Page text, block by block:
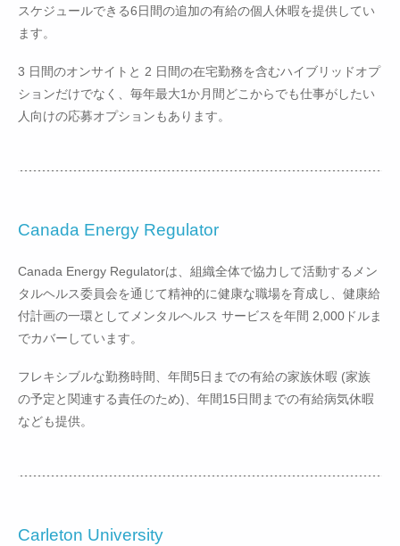
スケジュールできる6日間の追加の有給の個人休暇を提供してい
ます。
3 日間のオンサイトと 2 日間の在宅勤務を含むハイブリッドオプ
ションだけでなく、毎年最大1か月間どこからでも仕事がしたい
人向けの応募オプションもあります。
Canada Energy Regulator
Canada Energy Regulatorは、組織全体で協力して活動するメン
タルヘルス委員会を通じて精神的に健康な職場を育成し、健康給
付計画の一環としてメンタルヘルス サービスを年間 2,000ドルま
でカバーしています。
フレキシブルな勤務時間、年間5日までの有給の家族休暇 (家族
の予定と関連する責任のため)、年間15日間までの有給病気休暇
なども提供。
Carleton University